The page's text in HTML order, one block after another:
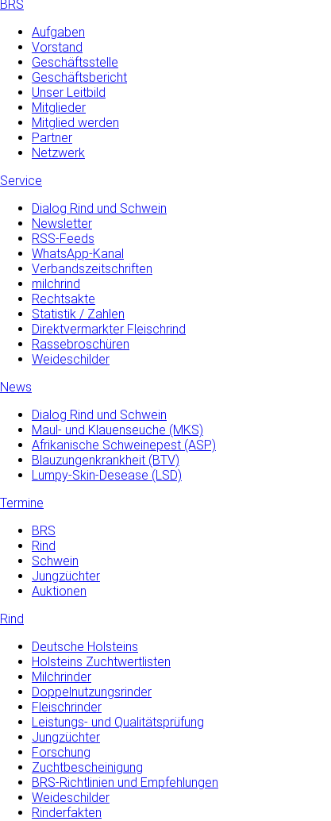
BRS
Aufgaben
Vorstand
Geschäftsstelle
Geschäftsbericht
Unser Leitbild
Mitglieder
Mitglied werden
Partner
Netzwerk
Service
Dialog Rind und Schwein
Newsletter
RSS-Feeds
WhatsApp-Kanal
Verbandszeitschriften
milchrind
Rechtsakte
Statistik / Zahlen
Direktvermarkter Fleischrind
Rassebroschüren
Weideschilder
News
Dialog Rind und Schwein
Maul- und­ Klauenseuche­ (MKS)
Afrikanische Schweinepest (ASP)
Blauzungenkrankheit (BTV)
Lumpy-Skin-Desease (LSD)
Termine
BRS
Rind
Schwein
Jungzüchter
Auktionen
Rind
Deutsche Holsteins
Holsteins Zuchtwertlisten
Milchrinder
Doppelnutzungsrinder
Fleischrinder
Leistungs- und Qualitätsprüfung
Jungzüchter
Forschung
Zuchtbescheinigung
BRS-Richtlinien und Empfehlungen
Weideschilder
Rinderfakten